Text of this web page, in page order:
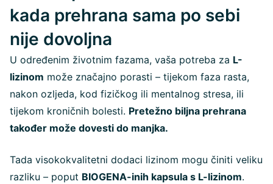
kada prehrana sama po sebi
nije dovoljna
U određenim životnim fazama, vaša potreba za L-
lizinom može značajno porasti – tijekom faza rasta,
nakon ozljeda, kod fizičkog ili mentalnog stresa, ili
tijekom kroničnih bolesti. Pretežno biljna prehrana
također može dovesti do manjka.
Tada visokokvalitetni dodaci lizinom mogu činiti veliku
razliku – poput BIOGENA-inih kapsula s L-lizinom.